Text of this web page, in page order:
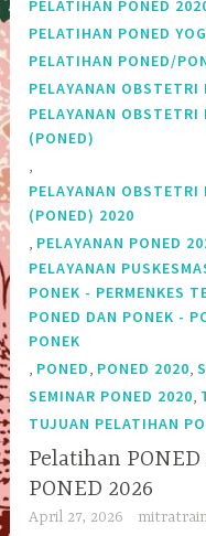
PELATIHAN PONED
PELATIHAN PONED
PELATIHAN PONED/
PELAYANAN OBSTETRI
PELAYANAN OBSTETRI
(PONED)
,
PELAYANAN OBSTETRI
(PONED) 2020
, PELAYANAN PONED
PELAYANAN
PONEK - PERMENKES
PONED DAN PONEK -
PONEK
, PONED, PONED 2020,
SEMINAR PONED 2020,
TUJUAN PELATIHAN
Pelatihan
PONED 2026
April 27, 2026